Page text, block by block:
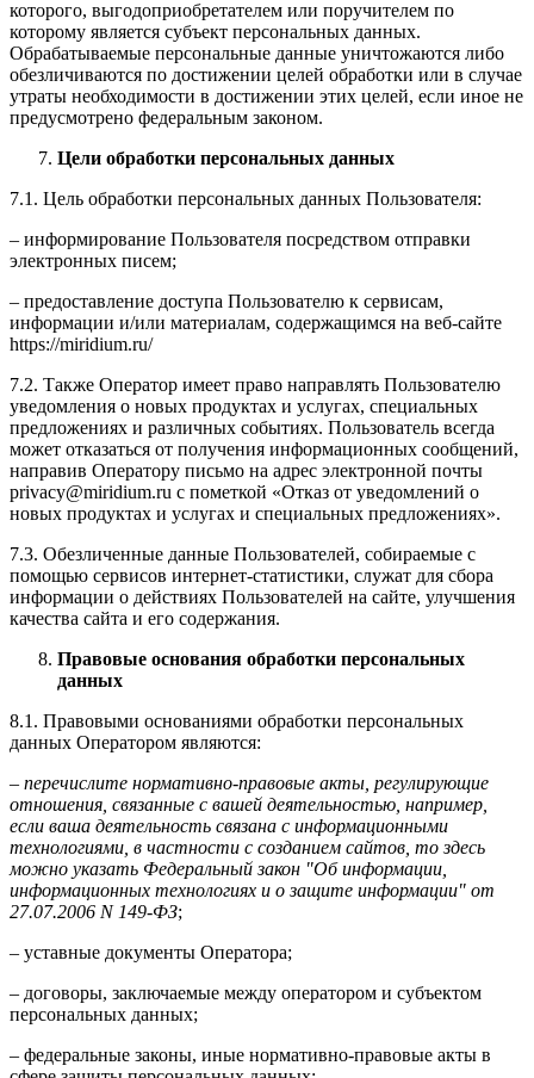
которого, выгодоприобретателем или поручителем по
которому является субъект персональных данных.
Обрабатываемые персональные данные уничтожаются либо
обезличиваются по достижении целей обработки или в случае
утраты необходимости в достижении этих целей, если иное не
предусмотрено федеральным законом.
Цели обработки персональных данных
7.1. Цель обработки персональных данных Пользователя:
– информирование Пользователя посредством отправки
электронных писем;
– предоставление доступа Пользователю к сервисам,
информации и/или материалам, содержащимся на веб-сайте
https://miridium.ru/
7.2. Также Оператор имеет право направлять Пользователю
уведомления о новых продуктах и услугах, специальных
предложениях и различных событиях. Пользователь всегда
может отказаться от получения информационных сообщений,
направив Оператору письмо на адрес электронной почты
privacy@miridium.ru с пометкой «Отказ от уведомлений о
новых продуктах и услугах и специальных предложениях».
7.3. Обезличенные данные Пользователей, собираемые с
помощью сервисов интернет-статистики, служат для сбора
информации о действиях Пользователей на сайте, улучшения
качества сайта и его содержания.
Правовые основания обработки персональных
данных
8.1. Правовыми основаниями обработки персональных
данных Оператором являются:
– перечислите нормативно-правовые акты, регулирующие
отношения, связанные с вашей деятельностью, например,
если ваша деятельность связана с информационными
технологиями, в частности с созданием сайтов, то здесь
можно указать Федеральный закон "Об информации,
информационных технологиях и о защите информации" от
27.07.2006 N 149-ФЗ;
– уставные документы Оператора;
– договоры, заключаемые между оператором и субъектом
персональных данных;
– федеральные законы, иные нормативно-правовые акты в